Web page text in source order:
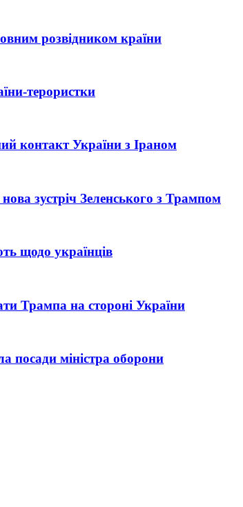
розвідником країни
терористки
контакт України з Іраном
зустріч Зеленського з Трампом
щодо українців
Трампа на стороні України
посади міністра оборони